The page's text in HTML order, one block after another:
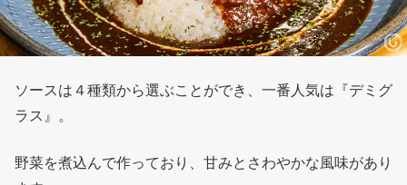
ソースは４種類から選ぶことができ、一番人気は『デミグ
ラス』。
野菜を煮込んで作っており、甘みとさわやかな風味があり